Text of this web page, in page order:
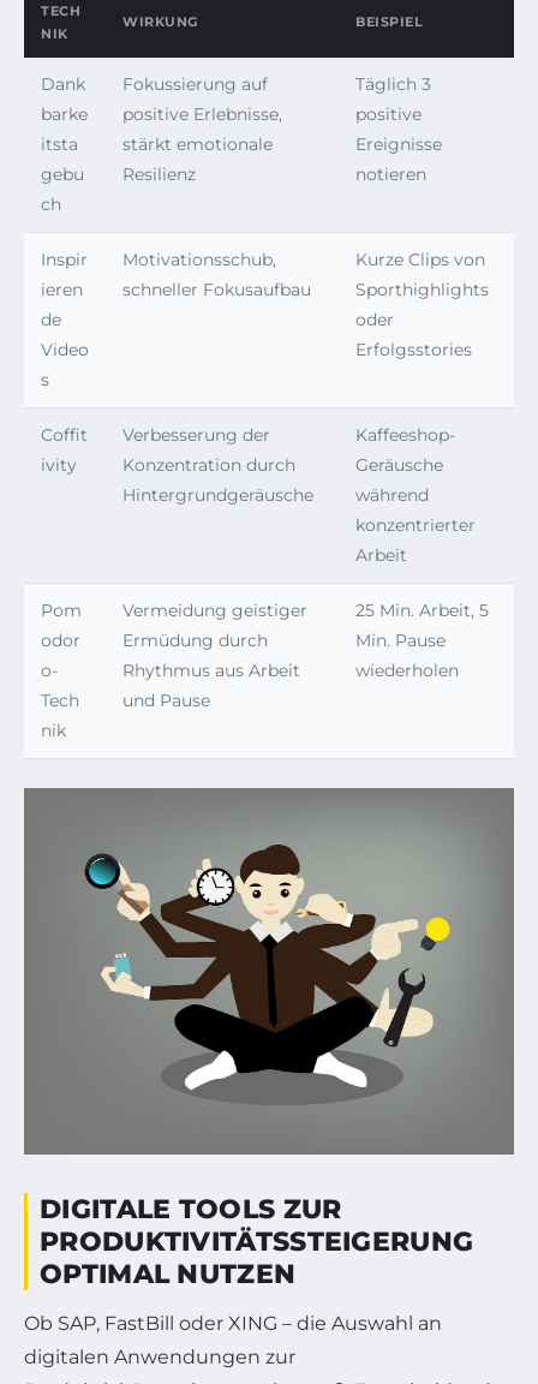
TECH
NIK
WIRKUNG BEISPIEL
Dank
barke
itsta
gebu
ch
Fokussierung auf
positive Erlebnisse,
stärkt emotionale
Resilienz
Täglich 3
positive
Ereignisse
notieren
Inspir
ieren
de
Video
s
Motivationsschub,
schneller Fokusaufbau
Kurze Clips von
Sporthighlights
oder
Erfolgsstories
Coffit
ivity
Verbesserung der
Konzentration durch
Hintergrundgeräusche
Kaffeeshop-
Geräusche
während
konzentrierter
Arbeit
Pom
odor
o-
Tech
nik
Vermeidung geistiger
Ermüdung durch
Rhythmus aus Arbeit
und Pause
25 Min. Arbeit, 5
Min. Pause
wiederholen
DIGITALE TOOLS ZUR
PRODUKTIVITÄTSSTEIGERUNG
OPTIMAL NUTZEN
Ob SAP, FastBill oder XING – die Auswahl an
digitalen Anwendungen zur